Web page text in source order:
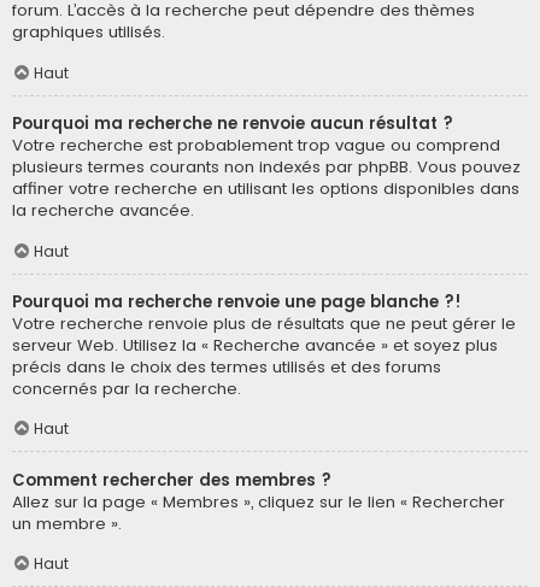
forum. L’accès à la recherche peut dépendre des thèmes
graphiques utilisés.
Haut
Pourquoi ma recherche ne renvoie aucun résultat ?
Votre recherche est probablement trop vague ou comprend
plusieurs termes courants non indexés par phpBB. Vous pouvez
affiner votre recherche en utilisant les options disponibles dans
la recherche avancée.
Haut
Pourquoi ma recherche renvoie une page blanche ?!
Votre recherche renvoie plus de résultats que ne peut gérer le
serveur Web. Utilisez la « Recherche avancée » et soyez plus
précis dans le choix des termes utilisés et des forums
concernés par la recherche.
Haut
Comment rechercher des membres ?
Allez sur la page « Membres », cliquez sur le lien « Rechercher
un membre ».
Haut